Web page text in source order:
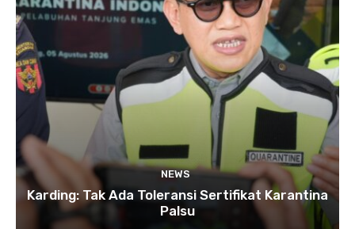
NEWS
Karding: Tak Ada Toleransi Sertifikat Karantina
Palsu